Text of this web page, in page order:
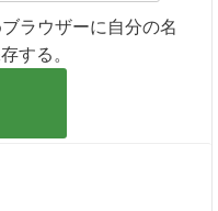
ラウザーに自分の名
する。